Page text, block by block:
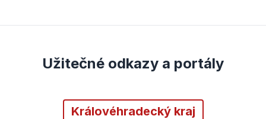
Užitečné odkazy a portály
Královéhradecký kraj